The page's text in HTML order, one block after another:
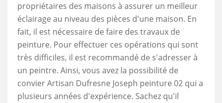
propriétaires des maisons à assurer un meilleur
éclairage au niveau des pièces d'une maison. En
fait, il est nécessaire de faire des travaux de
peinture. Pour effectuer ces opérations qui sont
très difficiles, il est recommandé de s'adresser à
un peintre. Ainsi, vous avez la possibilité de
convier Artisan Dufresne Joseph peinture 02 qui a
plusieurs années d'expérience. Sachez qu'il